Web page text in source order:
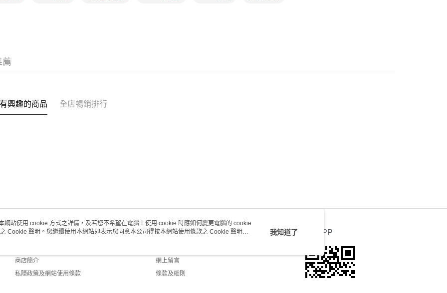
薦
興趣的商品 全店暢銷排行
關於我們
商店簡介
私隱政策及網站使用條款
客戶服務
網上留言
條款及細則
官方APP
網站使用 cookie 方式之詳情，及若您不希望在電腦上使用 cookie 時應如何變更電腦的 cookie
之 Cookie 聲明。您繼續使用本網站即表示您同意本公司得按本網站使用條款之 Cookie 聲明使
我知道了